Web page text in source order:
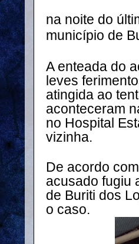
na noite do
município de
A enteada do
leves
atingida ao
aconteceram
no Hospital
vizinha.
De acordo
acusado fugiu
de Buriti dos
o caso.